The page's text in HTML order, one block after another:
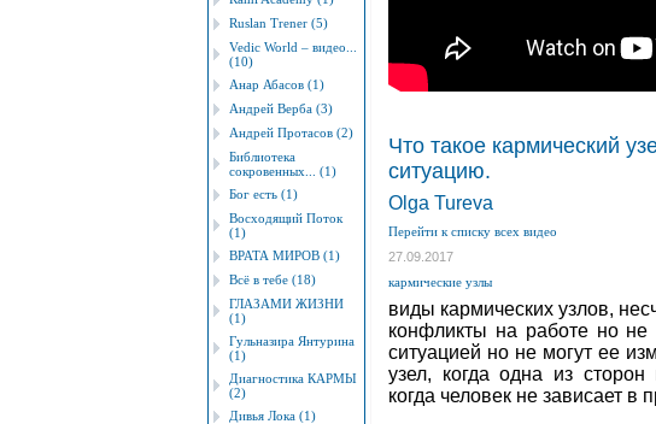
Ruslan Trener (5)
Vedic World – видео...
(10)
Анар Абасов (1)
Андрей Верба (3)
Андрей Протасов (2)
Библиотека
сокровенных... (1)
Бог есть (1)
Восходящий Поток
(1)
ВРАТА МИРОВ (1)
Всё в тебе (18)
ГЛАЗАМИ ЖИЗНИ
(1)
Гульназира Янтурина
(1)
Диагностика КАРМЫ
(2)
Дивья Лока (1)
Что такое кармический
ситуацию.
Оlgа Tureva
Перейти к списку всех видео
27.09.2017
кармические узлы
виды кармических узлов,
конфликты на работе но
ситуацией но не могут ее
узел, когда одна из
когда человек не зависает в